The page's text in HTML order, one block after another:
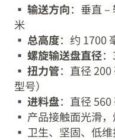
▪️输送方向：垂直 –
米
▪️ 总高度：约 1700
▪️螺旋输送盘直径
▪️扭力管：直径
型号）
▪️进料盘：直径
▪️ 产品接触面光滑
▪️ 卫生、坚固、低维